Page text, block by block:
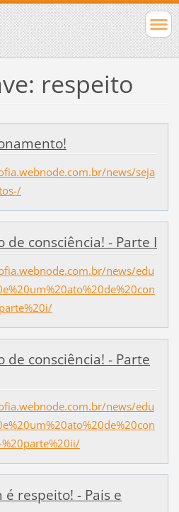
respeito
news/seja
de consciência! - Parte I
news/edu
de consciência! - Parte
news/edu
%20parte%20ii/
respeito! - Pais e